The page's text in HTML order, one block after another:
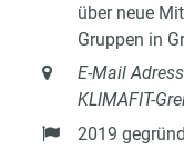
über neue
Gruppen in
Anschrift
E-Mail
KLIMAFIT-
Gründung
2019